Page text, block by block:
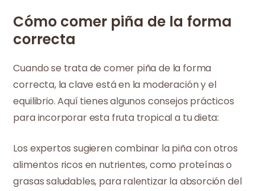
Cómo comer piña de la forma
correcta
Cuando se trata de comer piña de la forma
correcta, la clave está en la moderación y el
equilibrio. Aquí tienes algunos consejos prácticos
para incorporar esta fruta tropical a tu dieta:
Los expertos sugieren combinar la piña con otros
alimentos ricos en nutrientes, como proteínas o
grasas saludables, para ralentizar la absorción del